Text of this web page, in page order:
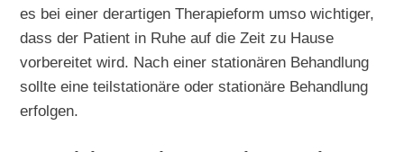
es bei einer derartigen Therapieform umso wichtiger,
dass der Patient in Ruhe auf die Zeit zu Hause
vorbereitet wird. Nach einer stationären Behandlung
sollte eine teilstationäre oder stationäre Behandlung
erfolgen.